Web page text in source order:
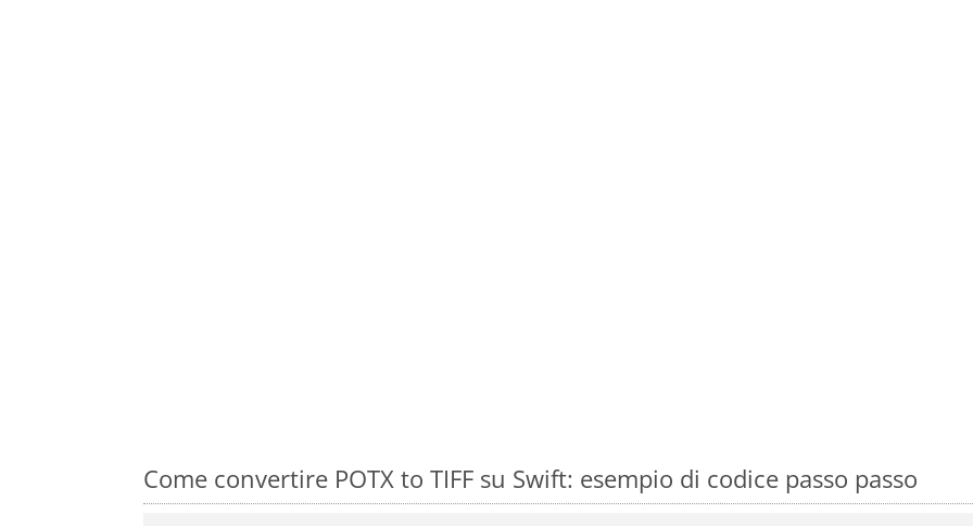
Come convertire POTX to TIFF su Swift: esempio di codice passo passo